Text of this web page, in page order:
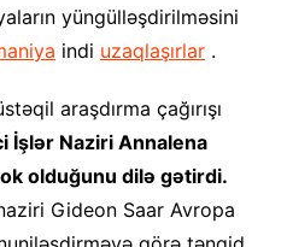
yüngülləşdirilməsini
indi uzaqlaşırlar.
araşdırma çağırışı
İşlər Naziri Annalena
olduğunu dilə gətirdi.
Gideon Saar Avropa